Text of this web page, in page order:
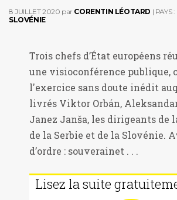
8 JUILLET 2020 par CORENTIN LÉOTARD | PAYS :
SLOVÉNIE
Trois chefs d’État européens
une visioconférence publique,
l'exercice sans doute inédit
livrés Viktor Orbán,
Janez Janša, les dirigeants de
de la Serbie et de la Slovénie.
d’ordre : souverainet . . .
Lisez la suite